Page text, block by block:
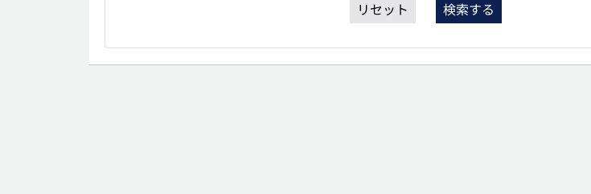
リセット 検索する